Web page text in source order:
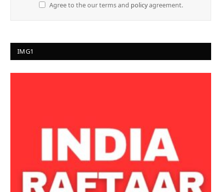
Agree to the our terms and policyagreement.
IMG1